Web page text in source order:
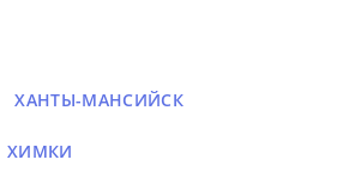
ХАНТЫ-МАНСИЙСК
ХИМКИ